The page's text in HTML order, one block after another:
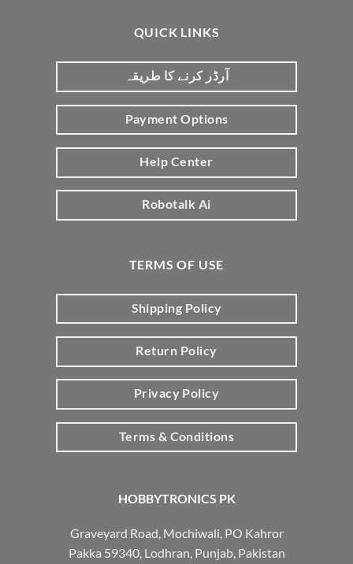
HOBBYTRONICS PK
Graveyard Road, Mochiwali, PO Kahror
Pakka 59340, Lodhran, Punjab, Pakistan
QUICK LINKS
آرڈر کرنے کا طریقہ
Payment Options
Help Center
Robotalk Ai
TERMS OF USE
Shipping Policy
Return Policy
Privacy Policy
Terms & Conditions